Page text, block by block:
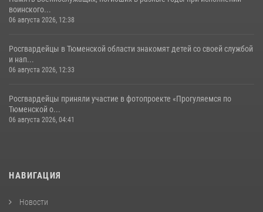
воинского...
06 августа 2026, 12:38
Росгвардейцы в Тюменской области знакомят детей со своей службой
и нап...
06 августа 2026, 12:33
Росгвардейцы приняли участие в фотопроекте «Прогуляемся по
Тюменской о...
06 августа 2026, 04:41
НАВИГАЦИЯ
Новости